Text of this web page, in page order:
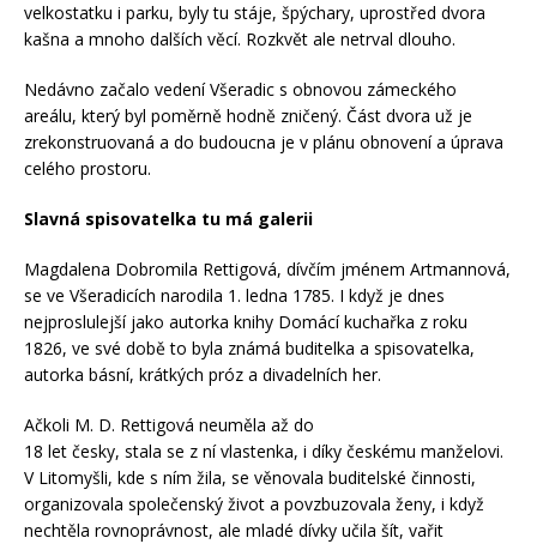
velkostatku i parku, byly tu stáje, špýchary, uprostřed dvora
kašna a mnoho dalších věcí. Rozkvět ale netrval dlouho.
Nedávno začalo vedení Všeradic s obnovou zámeckého
areálu, který byl poměrně hodně zničený. Část dvora už je
zrekonstruovaná a do budoucna je v plánu obnovení a úprava
celého prostoru.
Slavná spisovatelka tu má galerii
Magdalena Dobromila Rettigová, dívčím jménem Artmannová,
se ve Všeradicích narodila 1. ledna 1785. I když je dnes
nejproslulejší jako autorka knihy Domácí kuchařka z roku
1826, ve své době to byla známá buditelka a spisovatelka,
autorka básní, krátkých próz a divadelních her.
Ačkoli M. D. Rettigová neuměla až do
18 let česky, stala se z ní vlastenka, i díky českému manželovi.
V Litomyšli, kde s ním žila, se věnovala buditelské činnosti,
organizovala společenský život a povzbuzovala ženy, i když
nechtěla rovnoprávnost, ale mladé dívky učila šít, vařit